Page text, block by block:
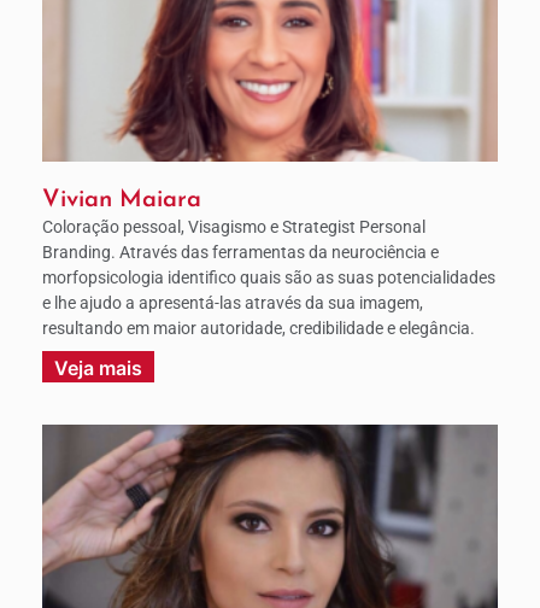
Vivian Maiara
Coloração pessoal, Visagismo e Strategist Personal
Branding. Através das ferramentas da neurociência e
morfopsicologia identifico quais são as suas potencialidades
e lhe ajudo a apresentá-las através da sua imagem,
resultando em maior autoridade, credibilidade e elegância.
Veja mais